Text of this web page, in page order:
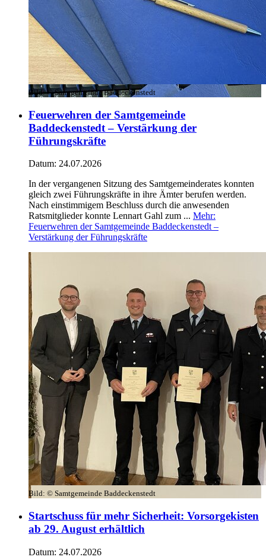
Bild:© Samtgemeinde Baddeckenstedt
Feuerwehren der Samtgemeinde
Baddeckenstedt – Verstärkung der
Führungskräfte
Datum: 24.07.2026
In der vergangenen Sitzung des Samtgemeinderates konnten
gleich zwei Führungskräfte in ihre Ämter berufen werden.
Nach einstimmigem Beschluss durch die anwesenden
Ratsmitglieder konnte Lennart Gahl zum ... Mehr:
Feuerwehren der Samtgemeinde Baddeckenstedt –
Verstärkung der Führungskräfte
Bild: © Samtgemeinde Baddeckenstedt
Startschuss für mehr Sicherheit: Vorsorgekisten
ab 29. August erhältlich
Datum: 24.07.2026